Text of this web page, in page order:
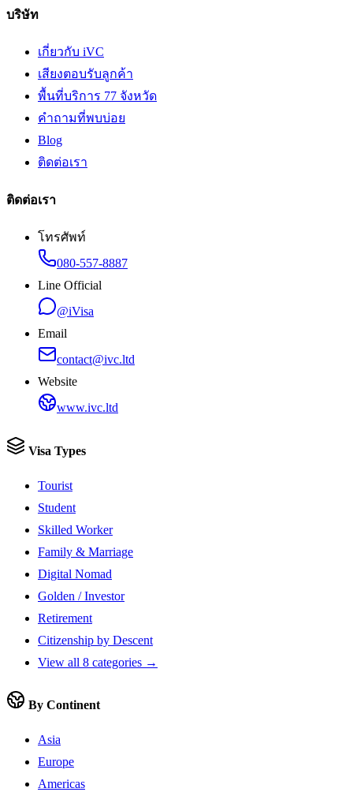
บริษัท
เกี่ยวกับ iVC
เสียงตอบรับลูกค้า
พื้นที่บริการ 77 จังหวัด
คำถามที่พบบ่อย
Blog
ติดต่อเรา
ติดต่อเรา
โทรศัพท์
080-557-8887
Line Official
@iVisa
Email
contact@ivc.ltd
Website
www.ivc.ltd
Visa Types
Tourist
Student
Skilled Worker
Family & Marriage
Digital Nomad
Golden / Investor
Retirement
Citizenship by Descent
View all 8 categories →
By Continent
Asia
Europe
Americas